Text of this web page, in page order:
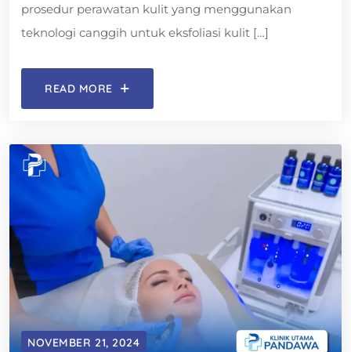
prosedur perawatan kulit yang menggunakan
teknologi canggih untuk eksfoliasi kulit […]
READ MORE
NOVEMBER 21, 2024